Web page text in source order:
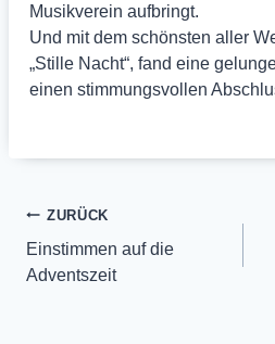
Musikverein aufbringt.
Und mit dem schönsten aller
„Stille Nacht“, fand eine
einen stimmungsvollen
ZURÜCK
Einstimmen auf die
Adventszeit